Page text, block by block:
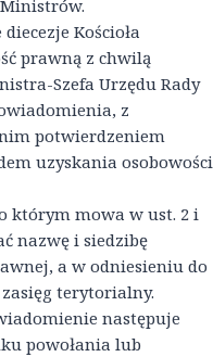
Kościoła
prawną z chwilą
Szefa Urzędu Rady
z
potwierdzeniem
uzyskania osobowości
którym mowa w ust. 2 i
nazwę i siedzibę
a w odniesieniu do
terytorialny.
następuje
powołania lub